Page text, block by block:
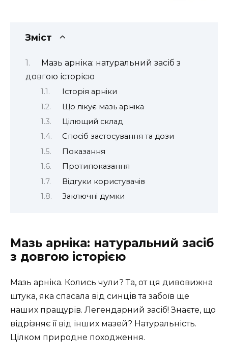
Зміст
Мазь арніка: натуральний засіб з
довгою історією
Історія арніки
Що лікує мазь арніка
Цілющий склад
Спосіб застосування та дози
Показання
Протипоказання
Відгуки користувачів
Заключні думки
Мазь арніка: натуральний засіб
з довгою історією
Мазь арніка. Колись чули? Та, от ця дивовижна
штука, яка спасала від синців та забоїв ще
наших пращурів. Легендарний засіб! Знаєте, що
відрізняє її від інших мазей? Натуральність.
Цілком природне походження.